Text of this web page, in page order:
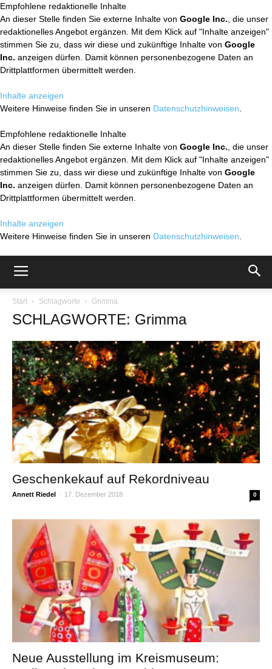
Empfohlene redaktionelle Inhalte
An dieser Stelle finden Sie externe Inhalte von Google Inc. , die unser
redaktionelles Angebot ergänzen. Mit dem Klick auf "Inhalte anzeigen"
stimmen Sie zu, dass wir diese und zukünftige Inhalte von Google
Inc. anzeigen dürfen. Damit können personenbezogene Daten an
Drittplattformen übermittelt werden.
Inhalte anzeigen
Weitere Hinweise finden Sie in unseren Datenschutzhinweisen
Empfohlene redaktionelle Inhalte
An dieser Stelle finden Sie externe Inhalte von Google Inc. , die unser
redaktionelles Angebot ergänzen. Mit dem Klick auf "Inhalte anzeigen"
stimmen Sie zu, dass wir diese und zukünftige Inhalte von Google
Inc. anzeigen dürfen. Damit können personenbezogene Daten an
Drittplattformen übermittelt werden.
Inhalte anzeigen
Weitere Hinweise finden Sie in unseren Datenschutzhinweisen
Start Schlagworte Grimma
SCHLAGWORTE: Grimma
Geschenkekauf auf Rekordniveau
Annett Riedel - 17. Dezember 2018 0
Neue Ausstellung im Kreismuseum: